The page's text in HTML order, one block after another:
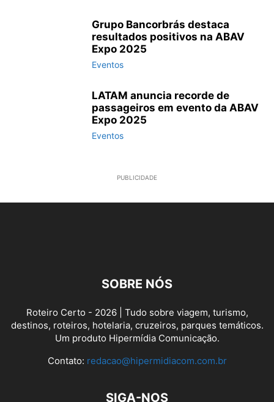
Grupo Bancorbrás destaca
resultados positivos na ABAV
Expo 2025
Eventos
LATAM anuncia recorde de
passageiros em evento da ABAV
Expo 2025
Eventos
PUBLICIDADE
SOBRE NÓS
Roteiro Certo - 2026 | Tudo sobre viagem, turismo,
destinos, roteiros, hotelaria, cruzeiros, parques temáticos.
Um produto Hipermídia Comunicação.
Contato: redacao@hipermidiacom.com.br
SIGA-NOS